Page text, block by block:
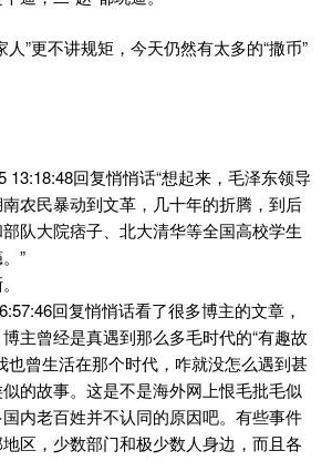
人”更不讲规矩，今天仍然有太多的“撒币”
13:18:48回复悄悄话“想起来，毛泽东领导
农民暴动到文革，几十年的折腾，到后
队大院痞子、北大清华等全国高校学生
”
回复悄悄话看了很多博主的文章，
主曾经是真遇到那么多毛时代的“有趣故
也曾生活在那个时代，咋就没怎么遇到甚
的故事。这是不是海外网上恨毛批毛似
内老百姓并不认同的原因吧。有些事件
区，少数部门和极少数人身边，而且各